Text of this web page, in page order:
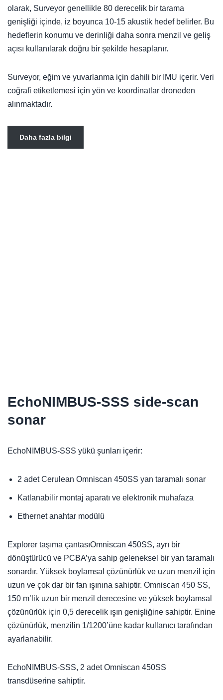
olarak, Surveyor genellikle 80 derecelik bir tarama
genişliği içinde, iz boyunca 10-15 akustik hedef belirler. Bu
hedeflerin konumu ve derinliği daha sonra menzil ve geliş
açısı kullanılarak doğru bir şekilde hesaplanır.
Surveyor, eğim ve yuvarlanma için dahili bir IMU içerir. Veri
coğrafi etiketlemesi için yön ve koordinatlar droneden
alınmaktadır.
Daha fazla bilgi
EchoNIMBUS-SSS side-scan
sonar
EchoNIMBUS-SSS yükü şunları içerir:
2 adet Cerulean Omniscan 450SS yan taramalı sonar
Katlanabilir montaj aparatı ve elektronik muhafaza
Ethernet anahtar modülü
Explorer taşıma çantasıOmniscan 450SS, ayrı bir
dönüştürücü ve PCBA’ya sahip geleneksel bir yan taramalı
sonardır. Yüksek boylamsal çözünürlük ve uzun menzil için
uzun ve çok dar bir fan ışınına sahiptir. Omniscan 450 SS,
150 m’lik uzun bir menzil derecesine ve yüksek boylamsal
çözünürlük için 0,5 derecelik ışın genişliğine sahiptir. Enine
çözünürlük, menzilin 1/1200’üne kadar kullanıcı tarafından
ayarlanabilir.
EchoNIMBUS-SSS, 2 adet Omniscan 450SS
transdüserine sahiptir.